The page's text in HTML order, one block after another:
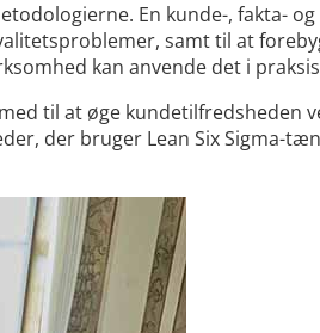
En kunde-, fakta-
samt til at
kan anvende det i
til at øge
der bruger Lean Six Sigma-